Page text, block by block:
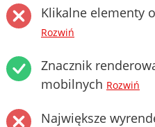
Klikalne elementy
Rozwiń
Znacznik
mobilnych Rozwiń
Największe